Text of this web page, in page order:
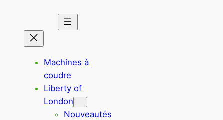
Machines à
coudre
Liberty of
London
Nouveautés